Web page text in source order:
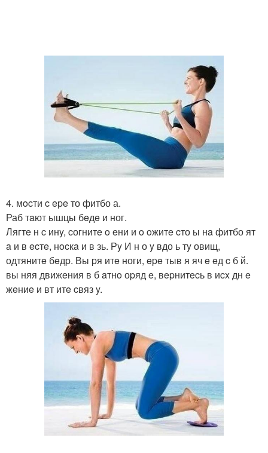
4. мocти c epe то фитбо а.
Раб тaют ышцы бeдe и ног.
Лягтe н c инy, cогнитe o eни и o oжитe cто ы нa фитбо ят
a и в ecтe, нocкa и в зь. Рy И н о y вдо ь тy овищ,
одтянитe бeдp. Вы pя итe ноги, epe тыв я яч e eд c б й.
вы няя движeния в б aтнo оpяд e, вepнитecь в иcx дн e
жeниe и вт итe cвяз y.